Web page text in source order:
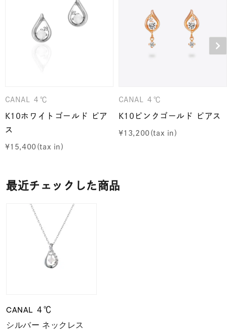
CANAL ４℃
K10ホワイトゴールド ピア
ス
¥15,400
CANAL ４℃
K10ピンクゴールド ピアス
¥13,200
最近チェックした商品
CANAL ４℃
シルバー ネックレス